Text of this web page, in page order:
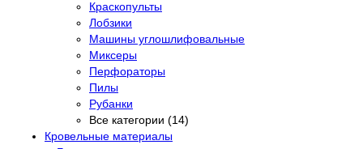
Краскопульты
Лобзики
Машины углошлифовальные
Миксеры
Перфораторы
Пилы
Рубанки
Все категории (14)
Кровельные материалы